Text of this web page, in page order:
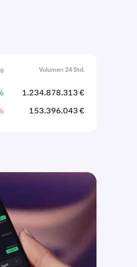
Volumen 24 Std.
1.234.878.313 €
153.396.043 €